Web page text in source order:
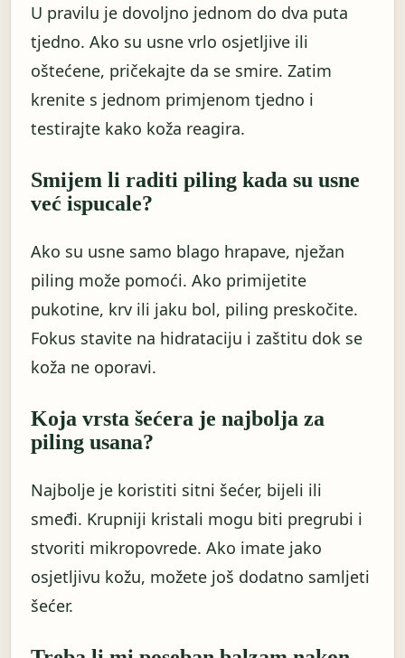
U pravilu je dovoljno jednom do dva puta
tjedno. Ako su usne vrlo osjetljive ili
oštećene, pričekajte da se smire. Zatim
krenite s jednom primjenom tjedno i
testirajte kako koža reagira.
Smijem li raditi piling kada su usne
već ispucale?
Ako su usne samo blago hrapave, nježan
piling može pomoći. Ako primijetite
pukotine, krv ili jaku bol, piling preskočite.
Fokus stavite na hidrataciju i zaštitu dok se
koža ne oporavi.
Koja vrsta šećera je najbolja za
piling usana?
Najbolje je koristiti sitni šećer, bijeli ili
smeđi. Krupniji kristali mogu biti pregrubi i
stvoriti mikropovrede. Ako imate jako
osjetljivu kožu, možete još dodatno samljeti
šećer.